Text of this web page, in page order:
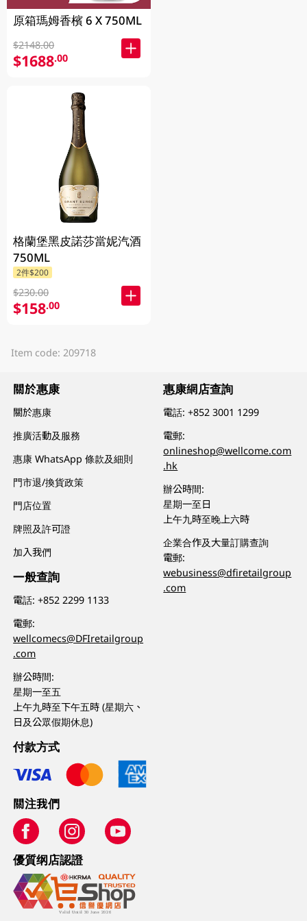
原箱瑪姆香檳 6 X 750ML
$2148.00
$1688.00
格蘭堡黑皮諾莎當妮汽酒
750ML
2件$200
$230.00
$158.00
Item code: 209718
關於惠康
關於惠康
推廣活動及服務
惠康 WhatsApp 條款及細則
門市退/換貨政策
門店位置
牌照及許可證
加入我們
一般查詢
電話:+852 2299 1133
電郵:
wellcomecs@DFIretailgroup
.com
辦公時間:
星期一至五
上午九時至下午五時 (星期六、
日及公眾假期休息)
惠康網店查詢
電話:+852 3001 1299
電郵:
onlineshop@wellcome.com
.hk
辦公時間:
星期一至日
上午九時至晚上六時
企業合作及大量訂購查詢
電郵:
webusiness@dfiretailgroup
.com
付款方式
關注我們
優質纲店認證